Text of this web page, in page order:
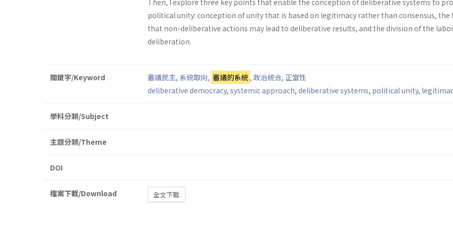
Then, I explore three key points that enable the conception of deliberative systems to
political unity: conception of unity that is based on legitimacy rather than consensus, the
that non-deliberative actions may lead to deliberative results, and the division of the
deliberation.
關鍵字/Keyword 審議民主, 系統取向, 審議的系統 , 政治統合, 正當性
deliberative democracy, systemic approach, deliberative systems, political unity,
學科分類/Subject
主題分類/Theme
DOI
檔案下載/Download 全文下載